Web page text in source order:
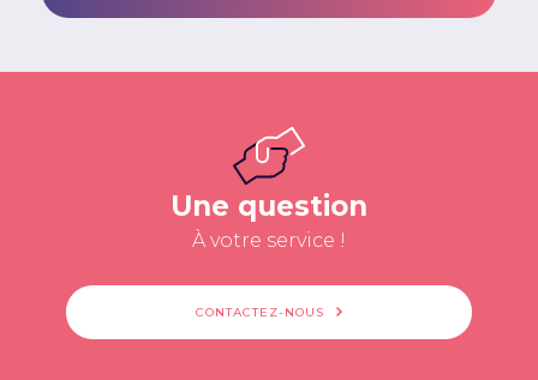
Une question
À votre service !
CONTACTEZ-NOUS